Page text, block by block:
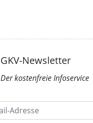
GKV-Newsletter
Der kostenfreie Infoservice